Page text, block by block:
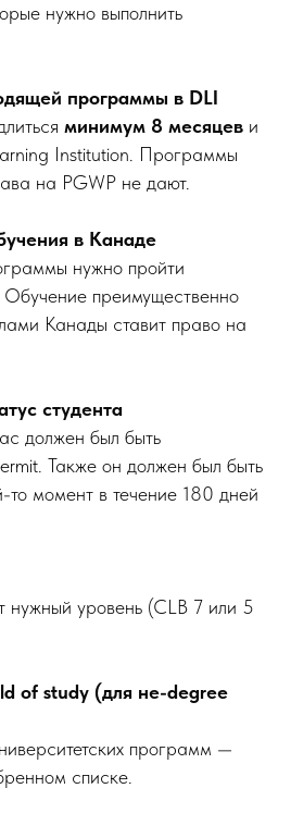
нужно выполнить
программы в DLI
минимум 8 месяцев и
Institution. Программы
на PGWP не дают.
в Канаде
нужно пройти
преимущественно
Канады ставит право на
студента
должен был быть
Также он должен был быть
то момент в течение 180 дней
нужный уровень (CLB 7 или 5
of study (для не-degree
программ —
списке.